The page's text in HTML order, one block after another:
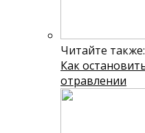
Читайте также:
Как
отравлении